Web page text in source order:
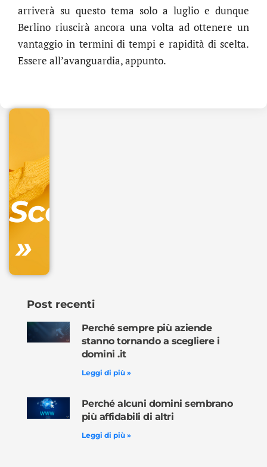
arriverà su questo tema solo a luglio e dunque
Berlino riuscirà ancora una volta ad ottenere un
vantaggio in termini di tempi e rapidità di scelta.
Essere all’avanguardia, appunto.
Scopri
»
.online
Post recenti
Perché sempre più aziende
stanno tornando a scegliere i
domini .it
Leggi di più »
Perché alcuni domini sembrano
più affidabili di altri
Leggi di più »